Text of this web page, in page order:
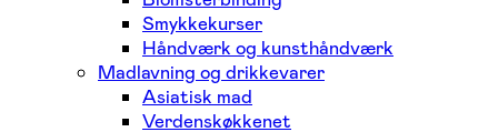
Smykkekurser
Håndværk og kunsthåndværk
Madlavning og drikkevarer
Asiatisk mad
Verdenskøkkenet